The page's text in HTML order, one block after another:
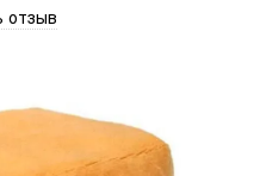
отзыв